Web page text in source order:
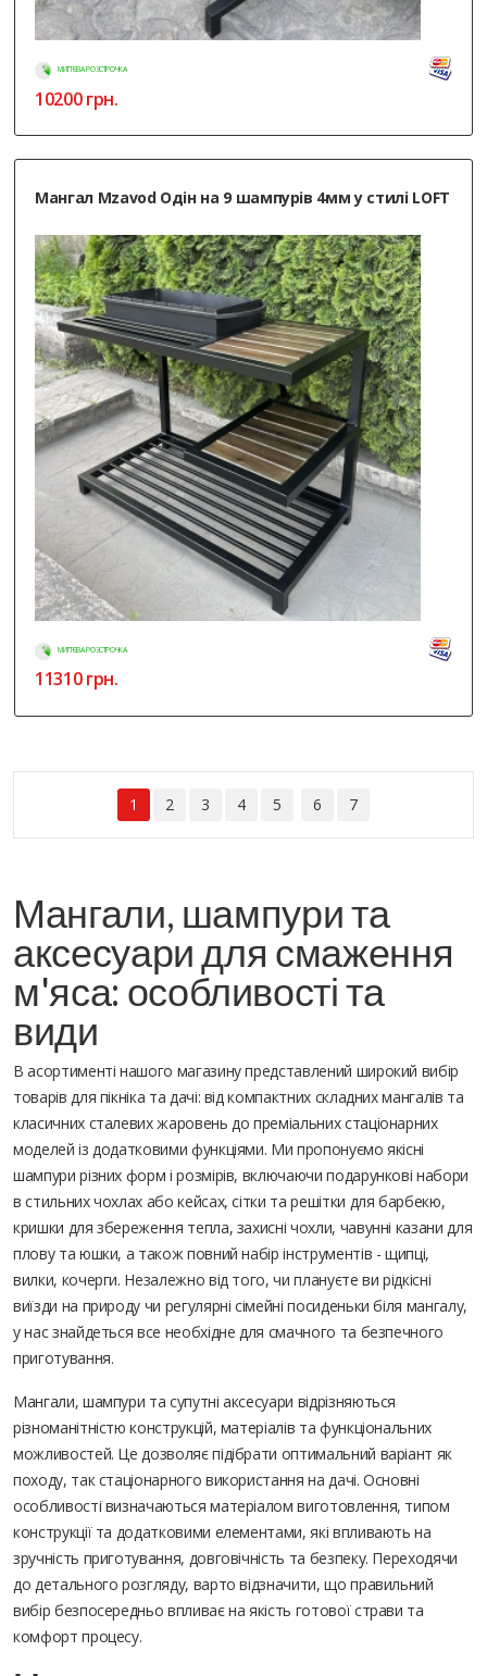
МИТТЄВА РОЗСТРОЧКА
10200грн.
Мангал Mzavod Одін на 9 шампурів 4мм у стилі LOFT
МИТТЄВА РОЗСТРОЧКА
11310грн.
1 2 3 4 5 6 7
Мангали, шампури та
аксесуари для смаження
м'яса: особливості та
види
В асортименті нашого магазину представлений широкий вибір
товарів для пікніка та дачі: від компактних складних мангалів та
класичних сталевих жаровень до преміальних стаціонарних
моделей із додатковими функціями. Ми пропонуємо якісні
шампури різних форм і розмірів, включаючи подарункові набори
в стильних чохлах або кейсах, сітки та решітки для барбекю,
кришки для збереження тепла, захисні чохли, чавунні казани для
плову та юшки, а також повний набір інструментів - щипці,
вилки, кочерги. Незалежно від того, чи плануєте ви рідкісні
виїзди на природу чи регулярні сімейні посиденьки біля мангалу,
у нас знайдеться все необхідне для смачного та безпечного
приготування.
Мангали, шампури та супутні аксесуари відрізняються
різноманітністю конструкцій, матеріалів та функціональних
можливостей. Це дозволяє підібрати оптимальний варіант як
походу, так стаціонарного використання на дачі. Основні
особливості визначаються матеріалом виготовлення, типом
конструкції та додатковими елементами, які впливають на
зручність приготування, довговічність та безпеку. Переходячи
до детального розгляду, варто відзначити, що правильний
вибір безпосередньо впливає на якість готової страви та
комфорт процесу.